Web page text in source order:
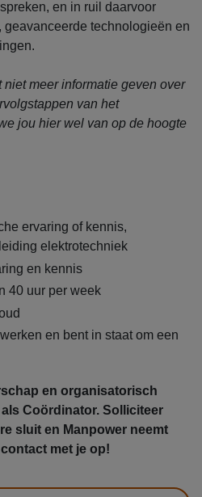
en in ruil daarvoor
technologieën en
meer informatie geven over
van het
jou hier wel van op de hoogte
ervaring of kennis,
elektrotechniek
en kennis
40 uur per week
en bent in staat om een
en organisatorisch
Coördinator. Solliciteer
sluit en Manpower neemt
met je op!